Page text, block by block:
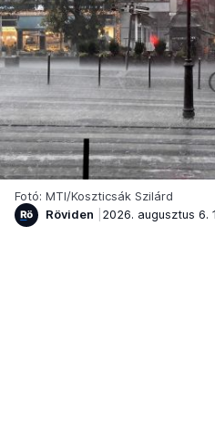
Fotó: MTI/Koszticsák Szilárd
Röviden
2026. augusztus 6.